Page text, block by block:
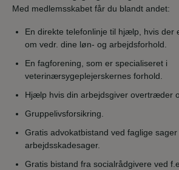
Med medlemsskabet får du blandt andet:
En direkte telefonlinje til hjælp, hvis der
om vedr. dine løn- og arbejdsforhold.
En fagforening, som er specialiseret i
veterinærsygeplejerskernes forhold.
Hjælp hvis din arbejdsgiver overtræder
Gruppelivsforsikring.
Gratis advokatbistand ved faglige sager
arbejdsskadesager.
Gratis bistand fra socialrådgivere ved